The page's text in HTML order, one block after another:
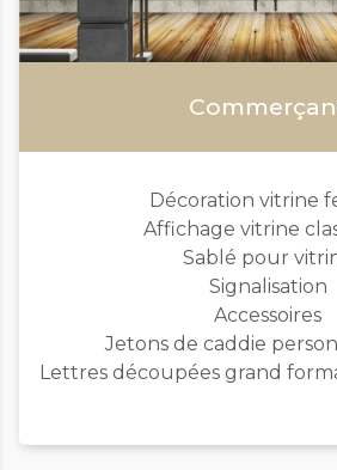
Décoration vitrine
Affichage vitrine
Sablé pour
Signalisation
Accessoires
Jetons de caddie
Lettres découpées grand